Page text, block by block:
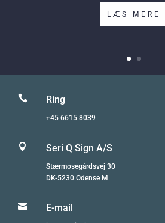
LÆS MERE
 Ring
+45 6615 8039
 Seri Q Sign A/S
Stærmosegårdsvej 30
DK-5230 Odense M
 E-mail